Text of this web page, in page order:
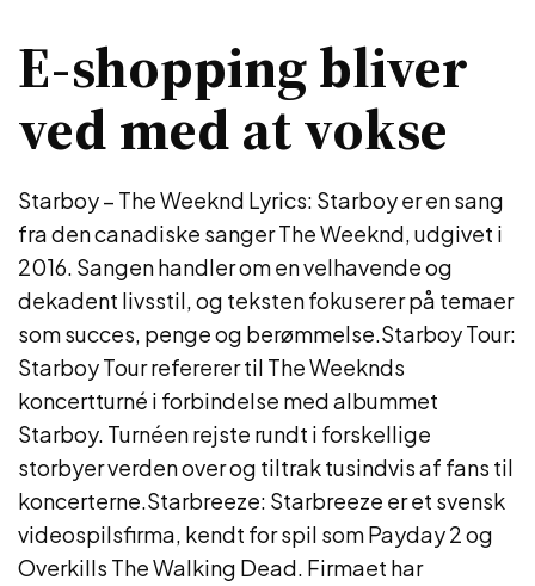
E-shopping bliver
ved med at vokse
Starboy – The Weeknd Lyrics: Starboy er en sang
fra den canadiske sanger The Weeknd, udgivet i
2016. Sangen handler om en velhavende og
dekadent livsstil, og teksten fokuserer på temaer
som succes, penge og berømmelse.Starboy Tour:
Starboy Tour refererer til The Weeknds
koncertturné i forbindelse med albummet
Starboy. Turnéen rejste rundt i forskellige
storbyer verden over og tiltrak tusindvis af fans til
koncerterne.Starbreeze: Starbreeze er et svensk
videospilsfirma, kendt for spil som Payday 2 og
Overkills The Walking Dead. Firmaet har